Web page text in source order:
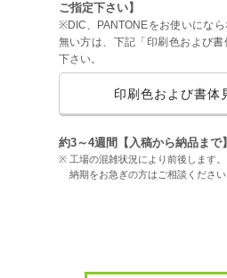
ご指定下さい】
※DIC、PANTONEをお使いにな
無い方は、下記「印刷色および
下さい。
印刷色および書体
約3～4週間【入稿から納品まで】
工場の混雑状況により前後します。
納期をお急ぎの方はご相談ください